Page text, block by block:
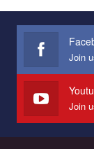
Мы просим вас
наш план по
СОГИ в Украине.
Все, что вам
по этой ссылке
Join